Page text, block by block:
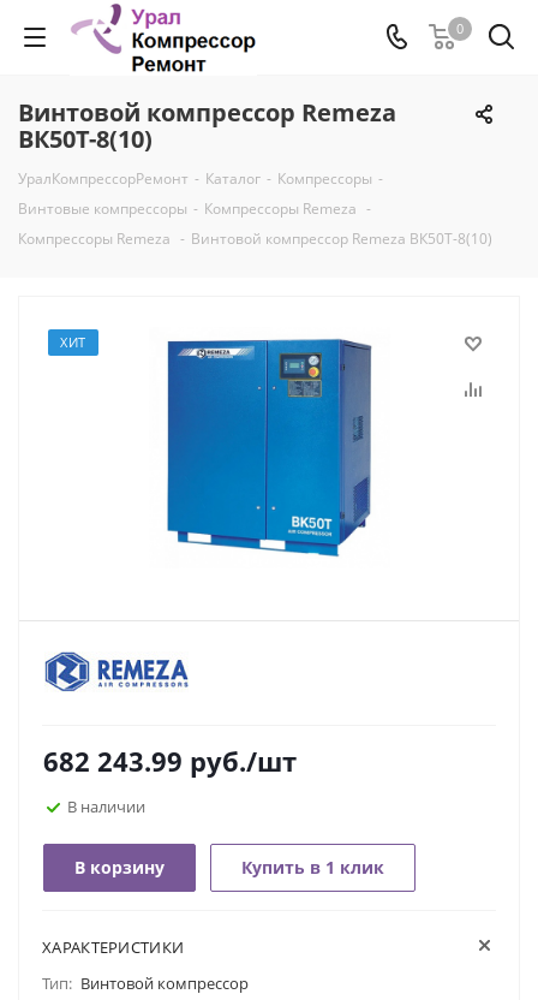
0
Винтовой компрессор Remeza
ВК50Т-8(10)
УралКомпрессорРемонт - Каталог - Компрессоры -
Винтовые компрессоры - Компрессоры Remeza -
Компрессоры Remeza - Винтовой компрессор Remeza ВК50Т-8(10)
ХИТ
682 243.99 руб./шт
В наличии
В корзину Купить в 1 клик
ХАРАКТЕРИСТИКИ
Тип: Винтовой компрессор